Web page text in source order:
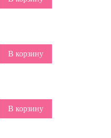
В корзину
В корзину